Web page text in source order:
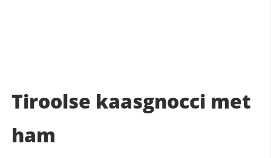
Tiroolse kaasgnocci met
ham